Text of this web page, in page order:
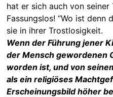
hat er sich auch von seiner
Fassungslos! “Wo ist denn
sie in ihrer Trostlosigkeit.
Wenn der Führung jener
der Mensch gewordenen
worden ist, und von
als ein religiöses
Erscheinungsbild höher